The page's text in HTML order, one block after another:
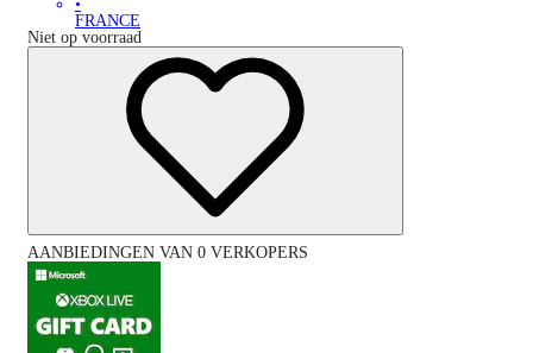
•
FRANCE
Niet op voorraad
AANBIEDINGEN VAN 0 VERKOPERS